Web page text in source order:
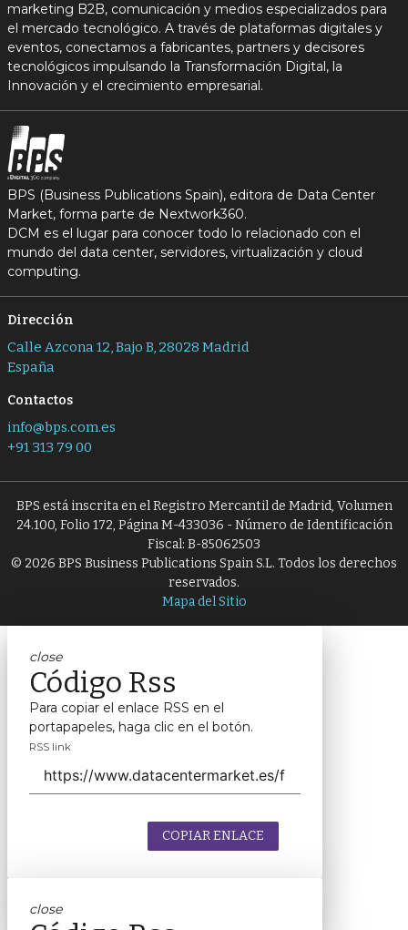
marketing B2B, comunicación y medios especializados para
el mercado tecnológico. A través de plataformas digitales y
eventos, conectamos a fabricantes, partners y decisores
tecnológicos impulsando la Transformación Digital, la
Innovación y el crecimiento empresarial.
BPS (Business Publications Spain), editora de Data Center
Market, forma parte de Nextwork360.
DCM es el lugar para conocer todo lo relacionado con el
mundo del data center, servidores, virtualización y cloud
computing.
Dirección
Calle Azcona 12, Bajo B, 28028 Madrid
España
Contactos
info@bps.com.es
+91 313 79 00
BPS está inscrita en el Registro Mercantil de Madrid, Volumen
24.100, Folio 172, Página M-433036 - Número de Identificación
Fiscal: B-85062503
© 2026 BPS Business Publications Spain S.L. Todos los derechos
reservados.
Mapa del Sitio
close
Código Rss
Para copiar el enlace RSS en el
portapapeles, haga clic en el botón.
RSS link
COPIAR ENLACE
close